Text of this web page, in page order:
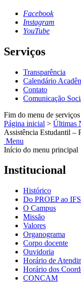
Facebook
Instagram
YouTube
Serviços
Transparência
Calendário
Contato
Comunicação
Fim do menu de serviços
Página inicial > Últimas
Assistência Estudantil –
Menu
Início do menu principal
Institucional
Histórico
Do PROEP ao
O Campus
Missão
Valores
Organograma
Corpo docente
Ouvidoria
Horário de
Horário dos
CONCAM